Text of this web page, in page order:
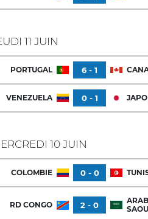
11 JUIN
PORTUGAL 6 - 1
VENEZUELA 0 - 1
10 JUIN
COLOMBIE 0 - 0
RD CONGO 2 - 0